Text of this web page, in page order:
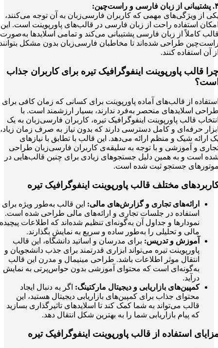
فارسی و راست‌چین:
از ویژگی‌های مهمی که کاربران فارسی‌زبان به آن توجه می‌کنند،
استفاده راحت از زبان فارسی در قالب‌های پاورپوینت است. این
کاملاً از زبان فارسی پشتیبانی می‌کند و تمامی اسلایدها به‌صورت
طراحی شده‌اند تا مخاطبان فارسی‌زبان بدون مشکل
آن استفاده کنند.
قالب پاورپوینت اینفوگرافیک تیره برای کاربران جذاب
از قالب‌های آماده پاورپوینت برای کسانی که زمان کافی برای
اسلایدهای منحصر به‌فرد ندارند، بسیار ارزشمند است. با
قالب پاورپوینت اینفوگرافیک تیره، کاربران فارسی‌زبان به یک
حرفه‌ای و کامل دسترسی دارند که بدون نیاز به صرف زمان زیاد،
ارائه شیک و منظم ارائه می‌دهد. این قالب با تطابق با نیازهای
و آموزشی و با توجه به سلیقه‌ی کاربران فارسی‌زبان طراحی
است و به همین دلیل جستجوهای زیادی برای چنین قالب‌هایی در
جستجو ثبت شده است.
مختلف قالب پاورپوینت اینفوگرافیک تیره
ارائه‌های تجاری و گزارش‌های مالی: این قالب به‌طور ویژه برای
استفاده در جلسات تجاری و ارائه‌های مالی طراحی شده است.
نمودارها و جداول آن به‌گونه‌ای تنظیم شده‌اند که اطلاعات پیچیده
مالی و تحلیلی را به‌طور ساده و سریع به نمایش بگذارند.
آموزش و تدریس: برای مدرسان و اساتید دانشگاه، این قالب
پاورپوینت تیره می‌تواند ابزاری قدرتمند برای جذب دانشجویان و
انتقال موثر اطلاعات باشد. طراحی مینیمال و مدرن این قالب
به‌گونه‌ای است که محتوای آموزشی بدون حواس‌پرتی به نمایش
درآید.
کمپین‌های بازاریابی و دیجیتال مارکتینگ: اگر به دنبال ایجاد
محتوای جذاب برای کمپین‌های بازاریابی دیجیتال هستید، این
قالب می‌تواند به شما کمک کند تا اسلایدهای تاثیرگذاری بسازید
که پیام بازاریابی شما را به بهترین شکل انتقال دهد.
استفاده از قالب پاورپوینت اینفوگرافیک تیره